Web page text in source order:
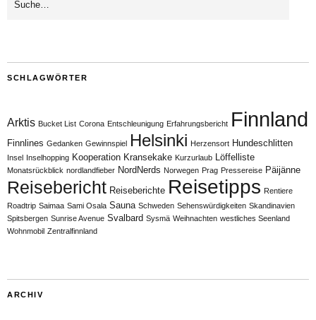
SCHLAGWÖRTER
Arktis Bucket List Corona Entschleunigung Erfahrungsbericht Finnland
Finnlines Gedanken Gewinnspiel Helsinki Herzensort Hundeschlitten
Insel Inselhopping Kooperation Kransekake Kurzurlaub Löffelliste
Monatsrückblick nordlandfieber NordNerds Norwegen Prag Pressereise Päijänne
Reisebericht Reiseberichte Reisetipps Rentiere
Roadtrip Saimaa Sami Osala Sauna Schweden Sehenswürdigkeiten Skandinavien
Spitsbergen Sunrise Avenue Svalbard Sysmä Weihnachten westliches Seenland
Wohnmobil Zentralfinnland
ARCHIV